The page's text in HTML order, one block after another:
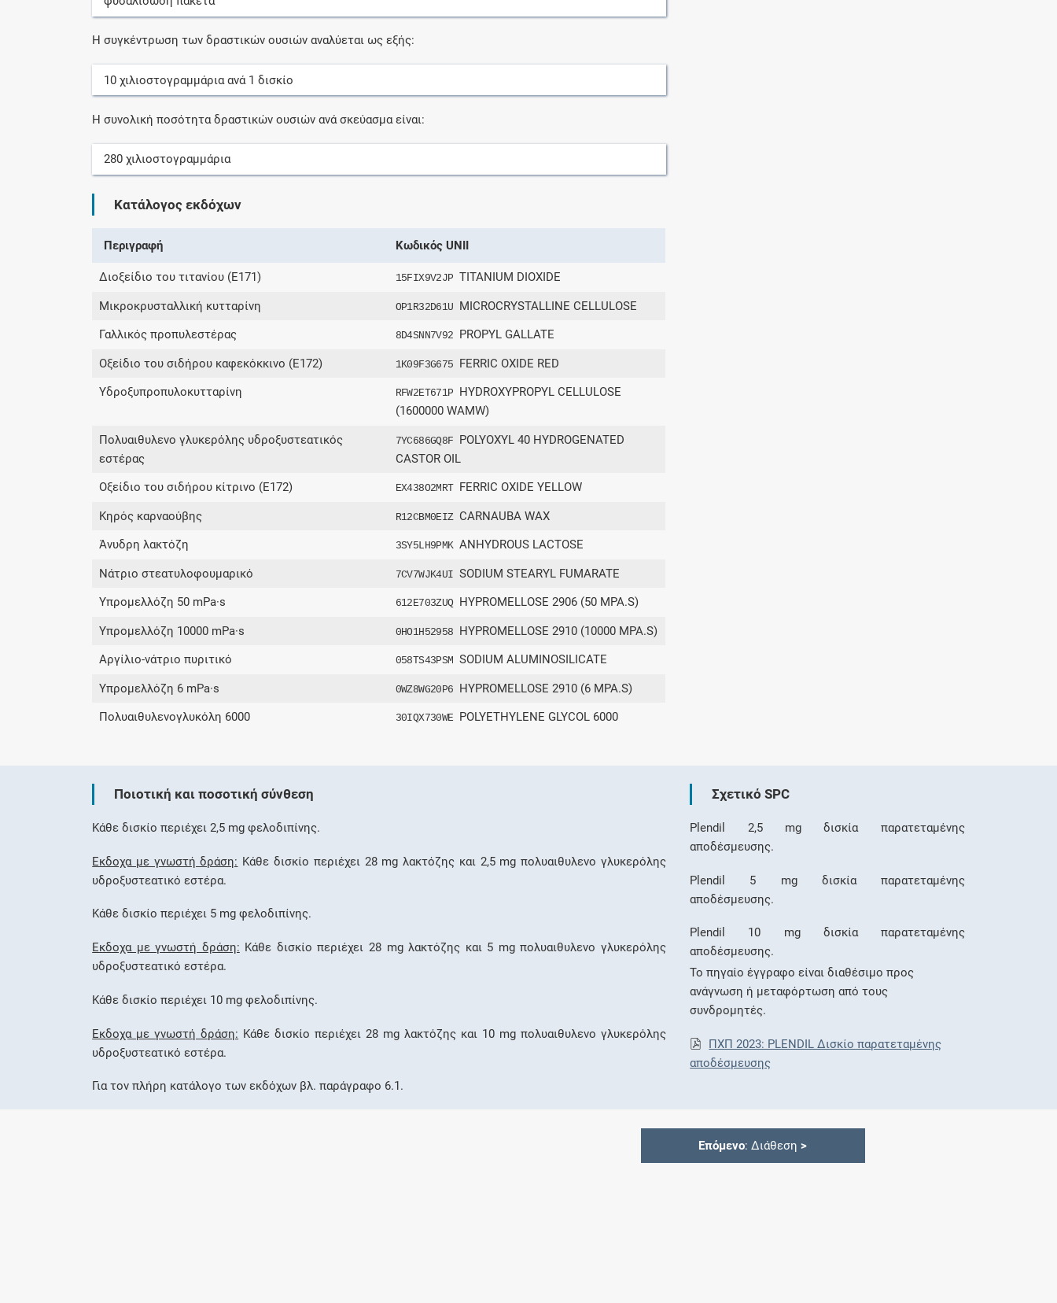
Η συγκέντρωση των δραστικών ουσιών αναλύεται ως εξής:
10 χιλιοστογραμμάριαανά 1 δισκίο
Η συνολική ποσότητα δραστικών ουσιών ανά σκεύασμα είναι:
280 χιλιοστογραμμάρια
Κατάλογος εκδόχων
Περιγραφή Κωδικός UNII
Διοξείδιο του τιτανίου (E171) 15FIX9V2JP TITANIUM DIOXIDE
Μικροκρυσταλλική κυτταρίνη OP1R32D61U MICROCRYSTALLINE CELLULOSE
Γαλλικός προπυλεστέρας 8D4SNN7V92 PROPYL GALLATE
Οξείδιο του σιδήρου καφεκόκκινο (E172) 1K09F3G675 FERRIC OXIDE RED
Υδροξυπροπυλοκυτταρίνη RFW2ET671P
HYDROXYPROPYL CELLULOSE
(1600000 WAMW)
Πολυαιθυλενο γλυκερόλης υδροξυστεατικός
εστέρας
7YC686GQ8F POLYOXYL 40 HYDROGENATED
CASTOR OIL
Οξείδιο του σιδήρου κίτρινο (E172) EX438O2MRT FERRIC OXIDE YELLOW
Κηρός καρναούβης R12CBM0EIZ CARNAUBA WAX
Άνυδρη λακτόζη 3SY5LH9PMK ANHYDROUS LACTOSE
Νάτριο στεατυλοφουμαρικό 7CV7WJK4UI SODIUM STEARYL FUMARATE
Υπρομελλόζη 50 mPa·s 612E703ZUQ HYPROMELLOSE 2906 (50 MPA.S)
Υπρομελλόζη 10000 mPa·s 0HO1H52958 HYPROMELLOSE 2910 (10000 MPA.S)
Αργίλιο-νάτριο πυριτικό 058TS43PSM SODIUM ALUMINOSILICATE
Υπρομελλόζη 6 mPa·s 0WZ8WG20P6 HYPROMELLOSE 2910 (6 MPA.S)
Πολυαιθυλενογλυκόλη 6000 30IQX730WE POLYETHYLENE GLYCOL 6000
Ποιοτική και ποσοτική σύνθεση
Κάθε δισκίο περιέχει 2,5 mg φελοδιπίνης.
Έκδοχα με γνωστή δράση: Κάθε δισκίο περιέχει 28 mg λακτόζης και 2,5 mg πολυαιθυλενο γλυκερόλης
υδροξυστεατικό εστέρα.
Κάθε δισκίο περιέχει 5 mg φελοδιπίνης.
Έκδοχα με γνωστή δράση: Κάθε δισκίο περιέχει 28 mg λακτόζης και 5 mg πολυαιθυλενο γλυκερόλης
υδροξυστεατικό εστέρα.
Κάθε δισκίο περιέχει 10 mg φελοδιπίνης.
Έκδοχα με γνωστή δράση: Κάθε δισκίο περιέχει 28 mg λακτόζης και 10 mg πολυαιθυλενο γλυκερόλης
υδροξυστεατικό εστέρα.
Για τον πλήρη κατάλογο των εκδόχων βλ. παράγραφο 6.1.
Σχετικό SPC
Plendil 2,5 mg δισκία παρατεταμένης
αποδέσμευσης.
Plendil 5 mg δισκία παρατεταμένης
αποδέσμευσης.
Plendil 10 mg δισκία παρατεταμένης
αποδέσμευσης.
Το πηγαίο έγγραφο είναι διαθέσιμο προς
ανάγνωση ή μεταφόρτωση από τους
συνδρομητές.
ΠΧΠ 2023: PLENDIL Δισκίο παρατεταμένης
αποδέσμευσης
Επόμενο: Διάθεση >